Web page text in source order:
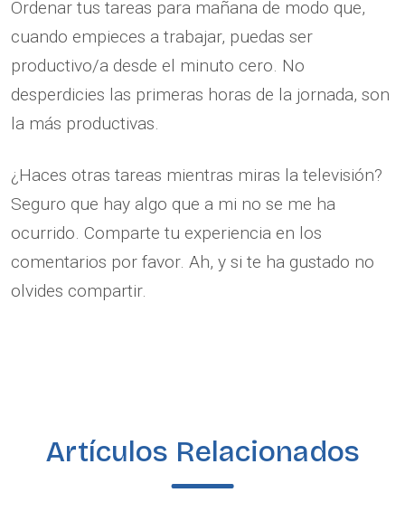
Ordenar tus tareas para mañana de modo que,
cuando empieces a trabajar, puedas ser
productivo/a desde el minuto cero. No
desperdicies las primeras horas de la jornada, son
la más productivas.
¿Haces otras tareas mientras miras la televisión?
Seguro que hay algo que a mi no se me ha
ocurrido. Comparte tu experiencia en los
comentarios por favor. Ah, y si te ha gustado no
olvides compartir.
Artículos Relacionados